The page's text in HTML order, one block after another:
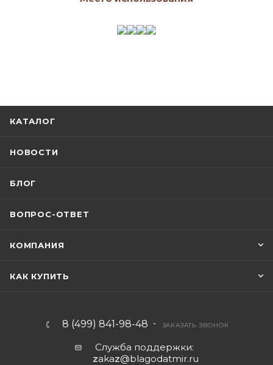
КАТАЛОГ
НОВОСТИ
БЛОГ
ВОПРОС-ОТВЕТ
КОМПАНИЯ
КАК КУПИТЬ
8 (499) 841-98-48 ЗАКАЗАТЬ ЗВОНОК
Служба поддержки:
zakaz@blagodatmir.ru